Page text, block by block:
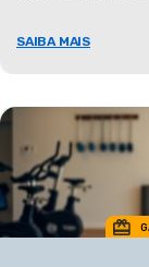
SAIBA MAIS